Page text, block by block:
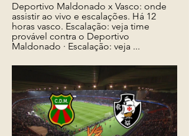
Deportivo Maldonado x Vasco: onde
assistir ao vivo e escalações. Há 12
horas vasco. Escalação: veja time
provável contra o Deportivo
Maldonado · Escalação: veja ...